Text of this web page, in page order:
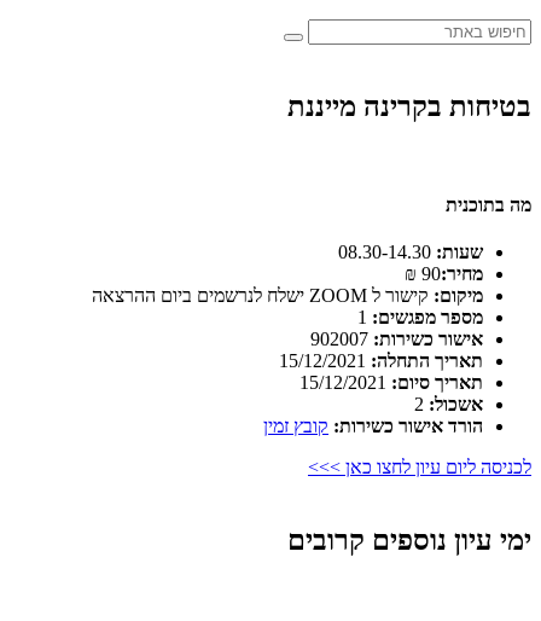
בטיחות בקרינה מייננת
מה בתוכנית
שעות:
מחיר:90 ₪
מיקום: קישור ל ZOOM ישלח לנרשמים ביום ההרצאה
מספר מפגשים:
אישור כשירות:
תאריך התחלה:
תאריך סיום:
אשכול:
הורד אישור כשירות: קובץ זמין
לכניסה ליום עיון לחצו כאן >>>
ימי עיון נוספים קרובים